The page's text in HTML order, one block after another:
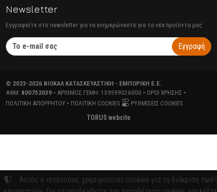
Newsletter
Εγγραφείτε στο newsletter για να ενημερώνεστε για τα νέα προϊόντα μας
Εγγραφή
© 2023-2026 ΒΙΟΚΑΛ ΚΑΤΑΣΚΕΥΑΣΤΙΚΗ - ΕΜΠΟΡΙΚΗ Ε.Ε.
ΑΦΜ: 800752039 • ΑΡΙΘΜΌΣ ΓΕΜΗ: 139599026000 • ΌΡΟΙ ΧΡΉΣΗΣ •
ΠΟΛΙΤΙΚΉ ΑΠΟΡΡΉΤΟΥ • ΠΟΛΙΤΙΚΉ COOKIES ΡΥΘΜΊΣΕΙΣ COOKIES
TORUS website
Αυτός ο ιστότοπος χρησιμοποιεί cookies για τη διάκριση των